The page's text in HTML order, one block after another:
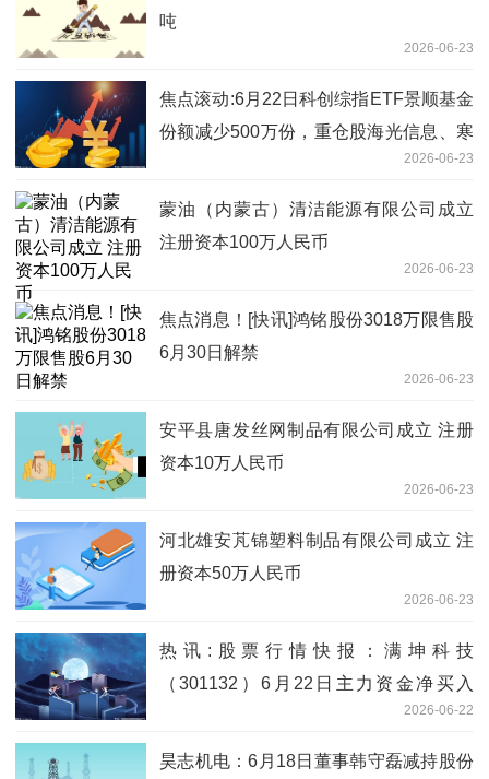
吨
2026-06-23
焦点滚动:6月22日科创综指ETF景顺基金
份额减少500万份，重仓股海光信息、寒
2026-06-23
蒙油（内蒙古）清洁能源有限公司成立
注册资本100万人民币
2026-06-23
焦点消息！[快讯]鸿铭股份3018万限售股
6月30日解禁
2026-06-23
安平县唐发丝网制品有限公司成立 注册
资本10万人民币
2026-06-23
河北雄安芃锦塑料制品有限公司成立 注
册资本50万人民币
2026-06-23
热讯:股票行情快报：满坤科技
（301132）6月22日主力资金净买入
2026-06-22
昊志机电：6月18日董事韩守磊减持股份